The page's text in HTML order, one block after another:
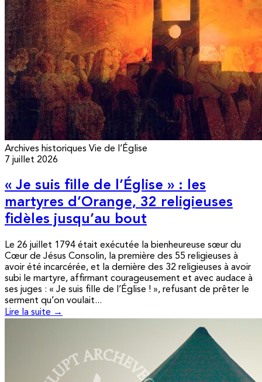
Archives historiques Vie de l’Église
7 juillet 2026
« Je suis fille de l’Église » : les
martyres d’Orange, 32 religieuses
fidèles jusqu’au bout
Le 26 juillet 1794 était exécutée la bienheureuse sœur du
Cœur de Jésus Consolin, la première des 55 religieuses à
avoir été incarcérée, et la dernière des 32 religieuses à avoir
subi le martyre, affirmant courageusement et avec audace à
ses juges : « Je suis fille de l’Église ! », refusant de prêter le
serment qu’on voulait...
Lire la suite →